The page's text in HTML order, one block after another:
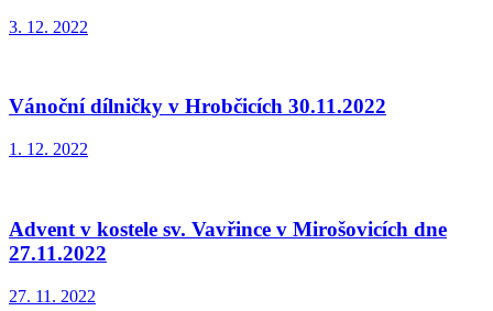
3. 12. 2022
Vánoční dílničky v Hrobčicích 30.11.2022
1. 12. 2022
Advent v kostele sv. Vavřince v Mirošovicích dne
27.11.2022
27. 11. 2022